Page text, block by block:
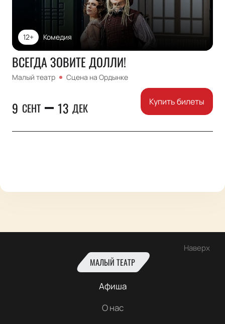
Комедия
12+
ВСЕГДА ЗОВИТЕ ДОЛЛИ!
Малый театр Сцена на Ордынке
9 СЕНТ 13 ДЕК Купить билеты
Наверх
МАЛЫЙ ТЕАТР
Афиша
О нас